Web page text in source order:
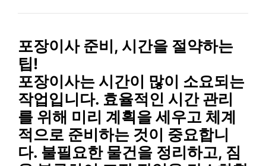
포장이사 준비, 시간을 절약하는
팁!
포장이사는 시간이 많이 소요되는
작업입니다. 효율적인 시간 관리
를 위해 미리 계획을 세우고 체계
적으로 준비하는 것이 중요합니
다. 불필요한 물건을 정리하고, 짐